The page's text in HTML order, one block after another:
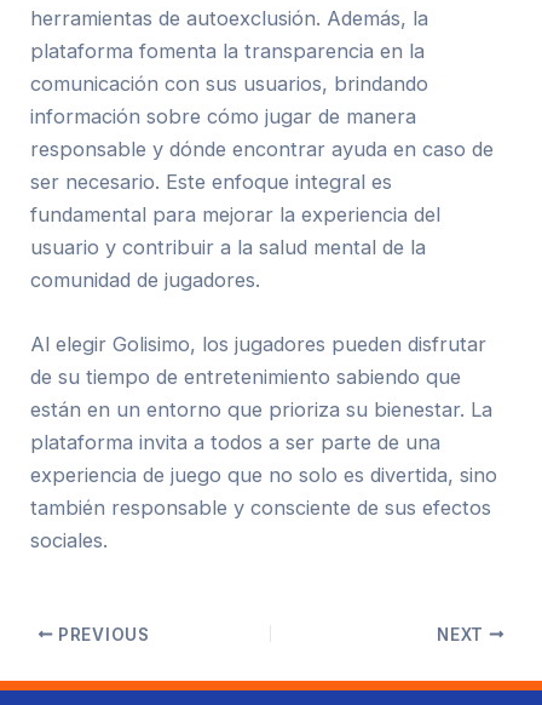
herramientas de autoexclusión. Además, la
plataforma fomenta la transparencia en la
comunicación con sus usuarios, brindando
información sobre cómo jugar de manera
responsable y dónde encontrar ayuda en caso de
ser necesario. Este enfoque integral es
fundamental para mejorar la experiencia del
usuario y contribuir a la salud mental de la
comunidad de jugadores.
Al elegir Golisimo, los jugadores pueden disfrutar
de su tiempo de entretenimiento sabiendo que
están en un entorno que prioriza su bienestar. La
plataforma invita a todos a ser parte de una
experiencia de juego que no solo es divertida, sino
también responsable y consciente de sus efectos
sociales.
PREVIOUS NEXT